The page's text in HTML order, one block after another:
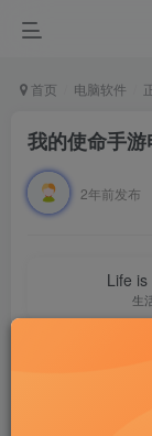
首页 电脑软件
我的使命手
2年前发布
Life
生
派的电影级画